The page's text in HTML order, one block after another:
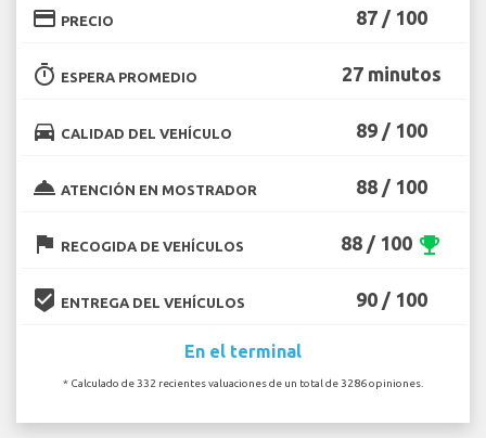
credit_card PRECIO 87 / 100
timer ESPERA PROMEDIO 27 minutos
directions_car CALIDAD DEL VEHÍCULO 89 / 100
room_service ATENCIÓN EN MOSTRADOR 88 / 100
flag RECOGIDA DE VEHÍCULOS 88 / 100 emoji_events
beenhere ENTREGA DEL VEHÍCULOS 90 / 100
En el terminal
* Calculado de 332 recientes valuaciones de un total de 3286 opiniones.